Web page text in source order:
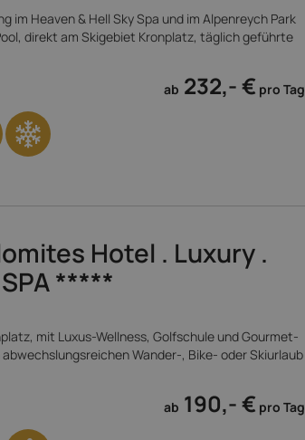
im Heaven & Hell Sky Spa und im Alpenreych Park
direkt am Skigebiet Kronplatz, täglich geführte
ab 232,- € pro Tag
Hotel . Luxury .
*****
mit Luxus-Wellness, Golfschule und Gourmet-
Wander-, Bike- oder Skiurlaub
ab 190,- € pro Tag